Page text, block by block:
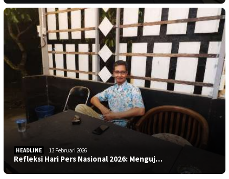
HEADLINE 13 Februari 2026
Refleksi Hari Pers Nasional 2026: Menguj…